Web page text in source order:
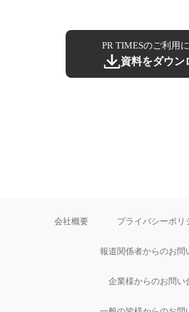
PR TIMESのご利用
資料をダウン
会社概要 プライバシーポリ
報道関係者からのお問
企業様からのお問い